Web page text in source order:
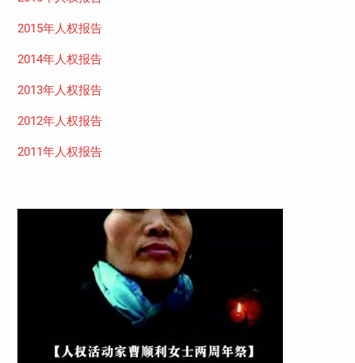
2015年人权报告
2014年人权报告
2013年人权报告
2012年人权报告
2011年人权报告